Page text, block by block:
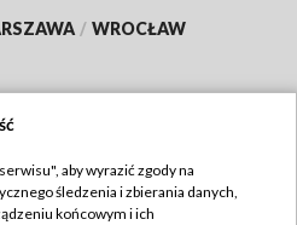
/ WROCŁAW
TVP
aby wyrazić zgody na
śledzenia i zbierania danych,
końcowym i ich